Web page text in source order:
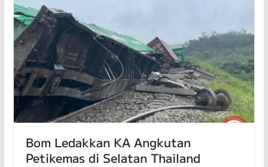
Bom Ledakkan KA Angkutan
Petikemas di Selatan Thailand